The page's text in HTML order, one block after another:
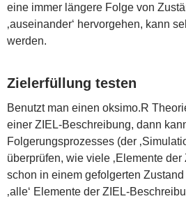
eine immer längere Folge von
‚auseinander‘ hervorgehen, kann
werden.
Zielerfüllung testen
Benutzt man einen oksimo.R
einer ZIEL-Beschreibung, dann
Folgerungsprozesses (der
überprüfen, wie viele ‚Elemente der
schon in einem gefolgerten Zustand
‚alle‘ Elemente der ZIEL-